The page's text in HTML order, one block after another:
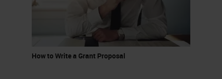
How to Write a Grant Proposal